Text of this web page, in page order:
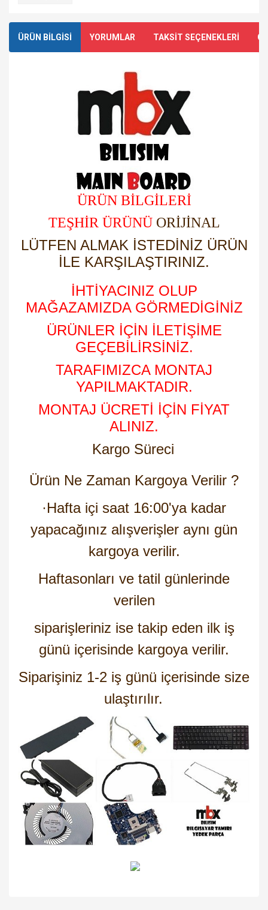
ÜRÜN BİLGİSİ YORUMLAR TAKSİT SEÇENEKLERİ
ÜRÜN BİLGİLERİ
TEŞHİR ÜRÜNÜ ORİJİNAL
LÜTFEN ALMAK İSTEDİNİZ ÜRÜN
İLE KARŞILAŞTIRINIZ.
İHTİYACINIZ OLUP
MAĞAZAMIZDA GÖRMEDİGİNİZ
ÜRÜNLER İÇİN İLETİŞİME
GEÇEBİLİRSİNİZ.
TARAFIMIZCA MONTAJ
YAPILMAKTADIR.
MONTAJ ÜCRETİ İÇİN FİYAT
ALINIZ.
Kargo Süreci
Ürün Ne Zaman Kargoya Verilir ?
·Hafta içi saat 16:00'ya kadar
yapacağınız alışverişler aynı gün
kargoya verilir.
Haftasonları ve tatil günlerinde
verilen
siparişleriniz ise takip eden ilk iş
günü içerisinde kargoya verilir.
Siparişiniz 1-2 iş günü içerisinde size
ulaştırılır.